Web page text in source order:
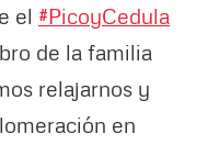
el #PicoyCedula
de la familia
relajarnos y
en